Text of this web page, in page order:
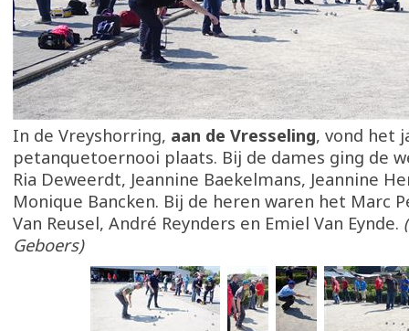
In de Vreyshorring, aan de Vresseling, vond het
petanquetoernooi plaats. Bij de dames ging de
Ria Deweerdt, Jeannine Baekelmans, Jeannine
Monique Bancken. Bij de heren waren het Marc
Van Reusel, André Reynders en Emiel Van Eynde.
Geboers)